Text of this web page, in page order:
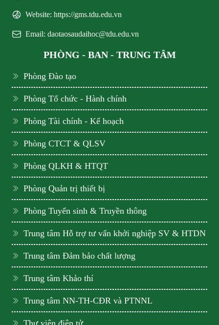
Website: https://gms.tdu.edu.vn
Email: daotaosaudaihoc@tdu.edu.vn
PHÒNG - BAN - TRUNG TÂM
Phòng Đào tạo
Phòng Tổ chức - Hành chính
Phòng Tài chính - Kế hoạch
Phòng CTCT & QLSV
Phòng QLKH & HTQT
Phòng Quản trị thiết bị
Phòng Tuyển sinh & Truyền thông
Trung tâm Hỗ trợ tư vấn khởi nghiệp SV & HTDN
Trung tâm Đảm bảo chất lượng
Trung tâm Khảo thí
Trung tâm NN-TH-CĐR và PTNNL